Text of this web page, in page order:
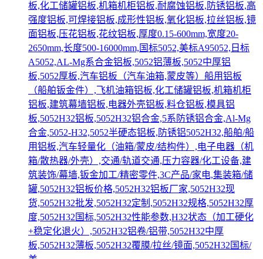
板,化工储罐铝板,机箱机柜铝板,耐腐蚀铝板,防锈铝板,高
强度铝板,可焊接铝板,成形性铝板,氧化铝板,拉丝铝板,镜
面铝板,压花铝板,花纹铝板,厚度0.15-600mm,宽度20-
2650mm,长度500-16000mm,国标5052,美标A95052,日标
A5052,AL-Mg系合金铝板,5052铝薄板,5052中厚铝
板,5052厚板,汽车铝板（汽车油箱,蒙皮等）船用铝板
（船舶钣金件）,飞机油箱铝板,化工储罐铝板,机箱机柜
铝板,建筑幕墙铝板,电器外壳铝板,料仓铝板,模具铝
板,5052H32铝板,5052H32铝合金,5系防锈铝合金,Al-Mg
合金,5052-H32,5052半硬态铝板,防锈铝5052H32,船舶/船
用铝板,汽车轻量化（油箱/蒙皮/结构件）,电子电器（机
箱/散热器/外壳）,交通/轨道交通,压力容器/化工设备,建
筑装饰/幕墙,钣金加工/精密零件,3C产品/家电,集装箱/储
罐,5052H32铝板价格,5052H32铝板厂家,5052H32现
货,5052H32批发,5052H32定制,5052H32规格,5052H32厚
度,5052H32国标,5052H32性能参数,H32状态（加工硬化
+稳定化退火）,5052H32铝卷/铝带,5052H32中厚
板,5052H32薄板,5052H32覆膜/拉丝/镜面,5052H32国标/